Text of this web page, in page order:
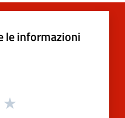
le informazioni